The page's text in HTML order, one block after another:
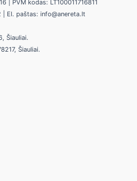
| PVM kodas: LT100011716811
El. paštas: info@anereta.lt
Šiauliai.
Šiauliai.